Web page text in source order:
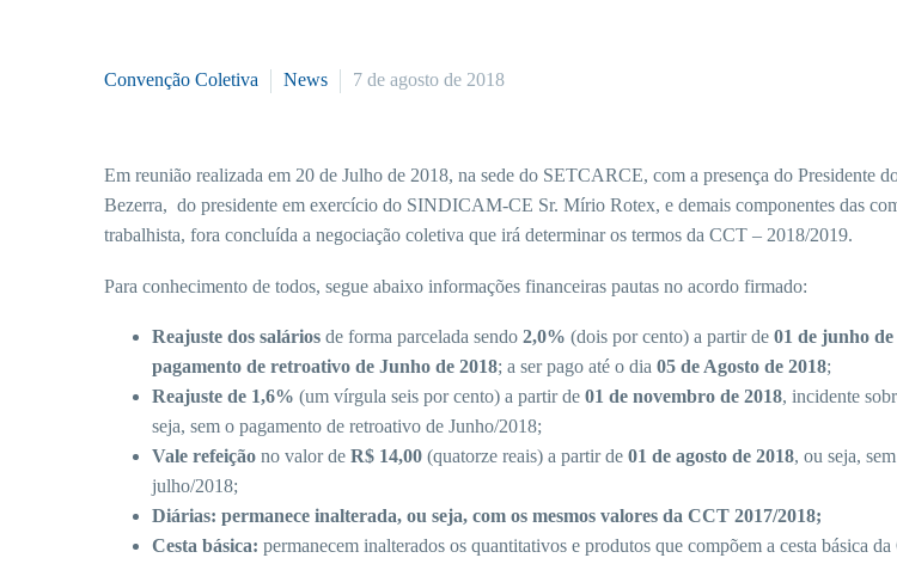
Convenção Coletiva News 7 de agosto de 2018
Em reunião realizada em 20 de Julho de 2018, na sede do SETCARCE, com a presença do Presidente
Bezerra, do presidente em exercício do SINDICAM-CE Sr. Mírio Rotex, e demais componentes das
trabalhista, fora concluída a negociação coletiva que irá determinar os termos da CCT – 2018/2019.
Para conhecimento de todos, segue abaixo informações financeiras pautas no acordo firmado:
Reajuste dos salários de forma parcelada sendo 2,0% (dois por cento) a partir de 01 de junho de
pagamento de retroativo de Junho de 2018; a ser pago até o dia 05 de Agosto de 2018;
Reajuste de 1,6% (um vírgula seis por cento) a partir de 01 de novembro de 2018, incidente
seja, sem o pagamento de retroativo de Junho/2018;
Vale refeição no valor de R$ 14,00 (quatorze reais) a partir de 01 de agosto de 2018, ou seja,
julho/2018;
Diárias: permanece inalterada, ou seja, com os mesmos valores da CCT 2017/2018;
Cesta básica: permanecem inalterados os quantitativos e produtos que compõem a cesta básica